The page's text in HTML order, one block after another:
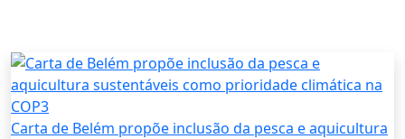
Carta de Belém propõe inclusão da pesca e aquicultura